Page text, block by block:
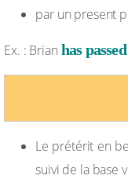
par un present
Ex. : Brian has passed
Le prétérit en
suivi de la base